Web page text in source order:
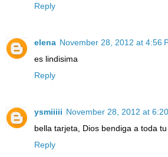
Reply
elena November 28, 2012 at 4:56
es lindisima
Reply
ysmiiiii November 28, 2012 at
bella tarjeta, Dios bendiga a toda
Reply